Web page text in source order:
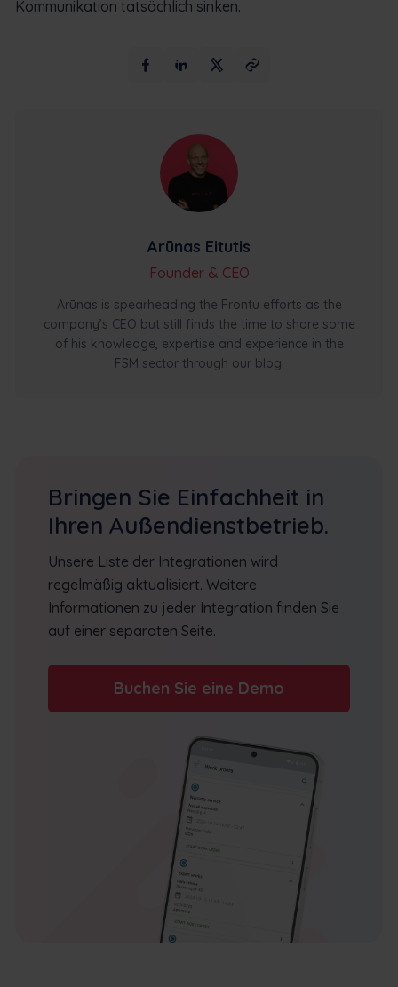
Kommunikation tatsächlich sinken.
Arūnas Eitutis
Founder & CEO
Arūnas is spearheading the Frontu efforts as the
company’s CEO but still finds the time to share some
of his knowledge, expertise and experience in the
FSM sector through our blog.
Bringen Sie Einfachheit in
Ihren Außendienstbetrieb.
Unsere Liste der Integrationen wird
regelmäßig aktualisiert. Weitere
Informationen zu jeder Integration finden Sie
auf einer separaten Seite.
Buchen Sie eine Demo